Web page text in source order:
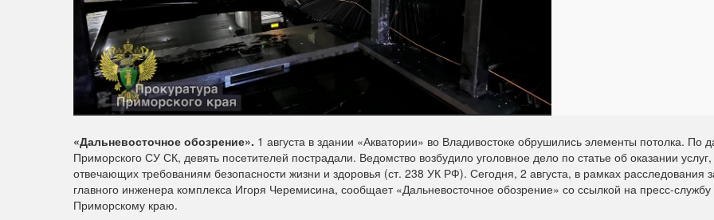
«Дальневосточное обозрение». 1 августа в здании «Акватории» во Владивостоке обрушились элементы потолка. По
Приморского СУ СК, девять посетителей пострадали. Ведомство возбудило уголовное дело по статье об оказании
отвечающих требованиям безопасности жизни и здоровья (ст. 238 УК РФ). Сегодня, 2 августа, в рамках расследования
главного инженера комплекса Игоря Черемисина, сообщает «Дальневосточное обозрение» со ссылкой на пресс-
Приморскому краю.